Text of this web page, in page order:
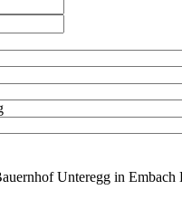
Unteregg in Embach